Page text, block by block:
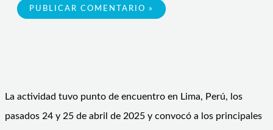
La actividad tuvo punto de encuentro en Lima, Perú, los
pasados 24 y 25 de abril de 2025 y convocó a los principales